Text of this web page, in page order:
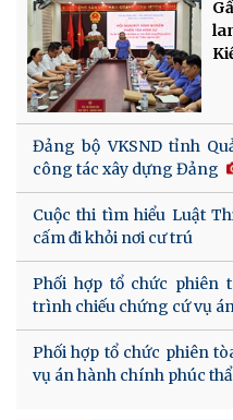
Đảng bộ VKSND tỉnh
công tác xây dựng Đảng
Cuộc thi tìm hiểu Luật
cấm đi khỏi nơi cư trú
Phối hợp tổ chức phiên
trình chiếu chứng cứ vụ
Phối hợp tổ chức phiên
vụ án hành chính phúc